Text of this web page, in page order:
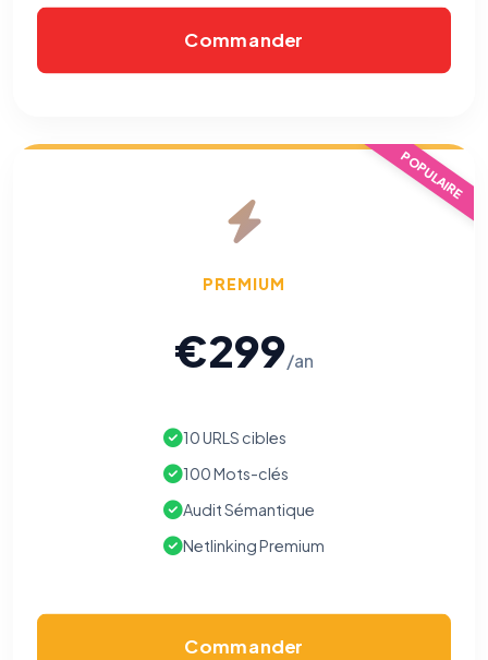
Commander
POPULAIRE
PREMIUM
€299/an
10 URLS cibles
100 Mots-clés
Audit Sémantique
Netlinking Premium
Commander
Cookies essentiels TOUJOURS ACTIF
Nécessaires au fonctionnement du site : session, sécurité,
mémorisation de vos choix de consentement. Ils ne